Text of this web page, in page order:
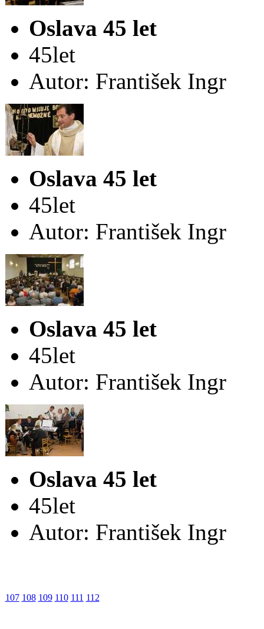
Oslava 45 let
45let
Autor: František Ingr
Oslava 45 let
45let
Autor: František Ingr
Oslava 45 let
45let
Autor: František Ingr
Oslava 45 let
45let
Autor: František Ingr
107 108 109 110 111 112